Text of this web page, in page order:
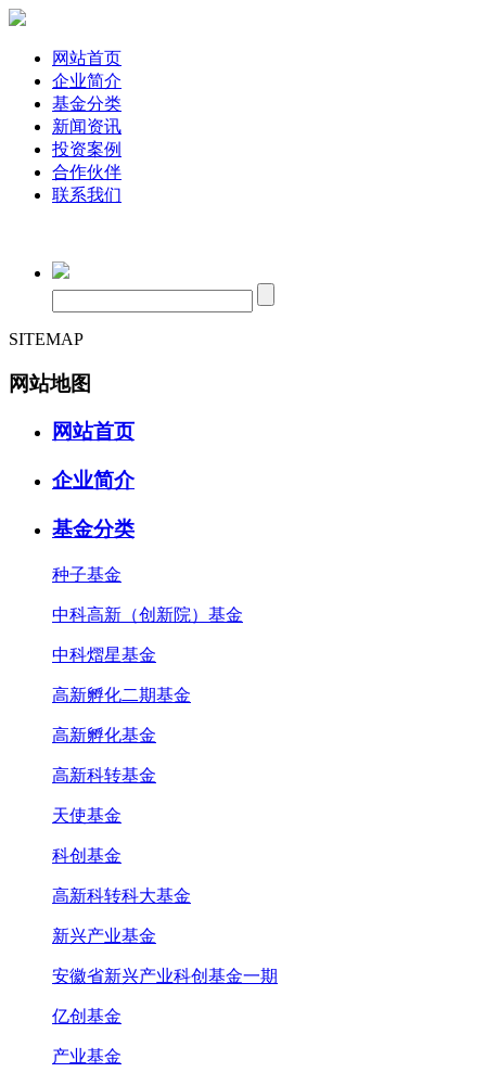
网站首页
企业简介
基金分类
新闻资讯
投资案例
合作伙伴
联系我们
SITEMAP
网站地图
网站首页
企业简介
基金分类
种子基金
中科高新（创新院）基金
中科熠星基金
高新孵化二期基金
高新孵化基金
高新科转基金
天使基金
科创基金
高新科转科大基金
新兴产业基金
安徽省新兴产业科创基金一期
亿创基金
产业基金